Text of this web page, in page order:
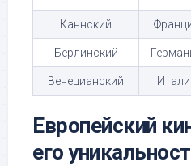
Каннский
Берлинский
Венецианский
Европейский
его